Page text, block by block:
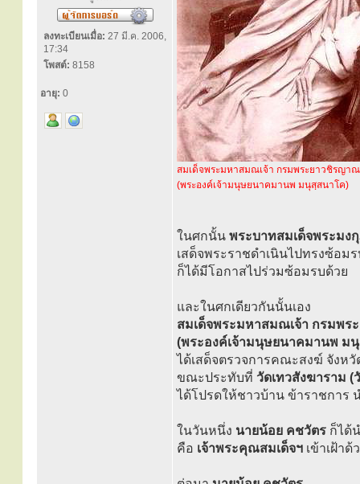
ลงทะเบียนเมื่อ: 27 มี.ค. 2006,
17:34
โพสต์: 8158
อายุ: 0
สมเด็จพระมหาสมณเจ้า กรมพระยาวชิรญาณ
(พระองค์เจ้ามนุษยนาคมานพ มนุสฺสนาโค)
ในศกนั้น พระบาทสมเด็จพระมง
เสด็จพระราชดำเนินไปทรงซ้อม
ก็ได้มีโอกาสไปร่วมซ้อมรบด้วย
และในศกเดียวกันนั้นเอง
สมเด็จพระมหาสมณเจ้า กรมพร
(พระองค์เจ้ามนุษยนาคมานพ ม
ได้เสด็จตรวจการคณะสงฆ์ จังห
ขณะประทับที่ วัดเทวสังฆาราม (
ได้โปรดให้ชาวบ้าน ข้าราชการ
ในวันหนึ่ง นายน้อย คชวัตร ก็ได้
คือ เจ้าพระคุณสมเด็จฯ เข้าเฝ้า